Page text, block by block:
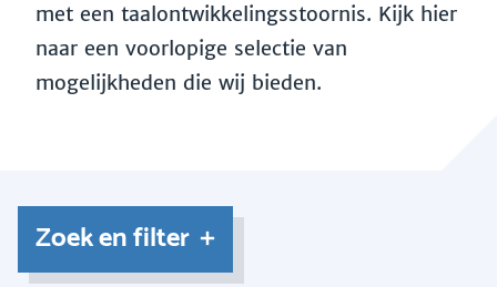
met een taalontwikkelingsstoornis. Kijk hier
naar een voorlopige selectie van
mogelijkheden die wij bieden.
Zoek en filter